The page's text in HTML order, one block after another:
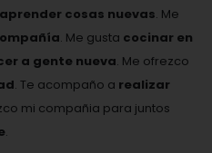
aprender cosas nuevas. Me
. Me gusta cocinar en
a gente nueva. Me ofrezco
. Te acompaño a realizar
mi compañia para juntos
.